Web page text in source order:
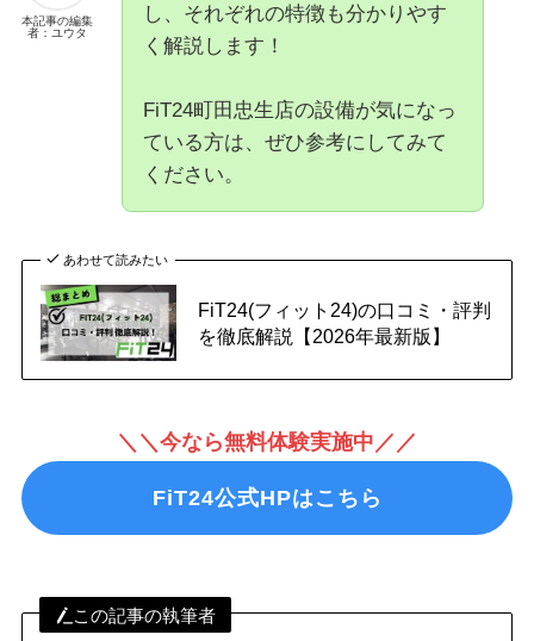
本記事の編集
者：ユウタ
し、それぞれの特徴も分かりやす
く解説します！
FiT24町田忠生店の設備が気になっ
ている方は、ぜひ参考にしてみて
ください。
あわせて読みたい
FiT24(フィット24)の口コミ・評判
を徹底解説【2026年最新版】
＼＼今なら無料体験実施中／／
FiT24公式HPはこちら
この記事の執筆者